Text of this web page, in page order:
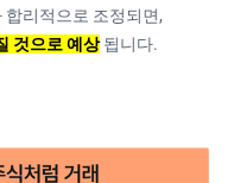
리적으로 조정되면,
것으로 예상됩니다.